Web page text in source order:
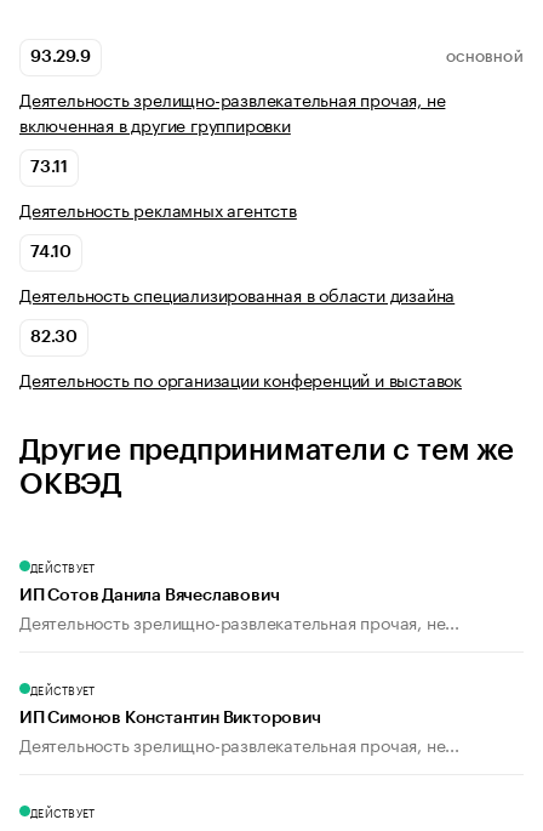
93.29.9 ОСНОВНОЙ
Деятельность зрелищно-развлекательная прочая, не
включенная в другие группировки
73.11
Деятельность рекламных агентств
74.10
Деятельность специализированная в области дизайна
82.30
Деятельность по организации конференций и выставок
Другие предприниматели с тем же
ОКВЭД
ДЕЙСТВУЕТ
ИП Сотов Данила Вячеславович
Деятельность зрелищно-развлекательная прочая, не...
ДЕЙСТВУЕТ
ИП Симонов Константин Викторович
Деятельность зрелищно-развлекательная прочая, не...
ДЕЙСТВУЕТ